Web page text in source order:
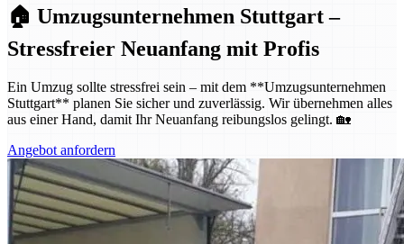
🏠 Umzugsunternehmen Stuttgart –
Stressfreier Neuanfang mit Profis
Ein Umzug sollte stressfrei sein – mit dem **Umzugsunternehmen
Stuttgart** planen Sie sicher und zuverlässig. Wir übernehmen alles
aus einer Hand, damit Ihr Neuanfang reibungslos gelingt. 🏡
Angebot anfordern